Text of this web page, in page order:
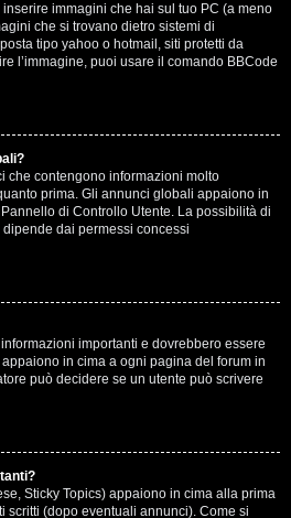
immagini che hai sul tuo PC (a meno
che si trovano dietro sistemi di
tipo yahoo o hotmail, siti protetti da
l’immagine, puoi usare il comando BBCode
che contengono informazioni molto
prima. Gli annunci globali appaiono in
di Controllo Utente. La possibilità di
dai permessi concessi
importanti e dovrebbero essere
in cima a ogni pagina del forum in
può decidere se un utente può scrivere
Sticky Topics) appaiono in cima alla prima
scritti (dopo eventuali annunci). Come si